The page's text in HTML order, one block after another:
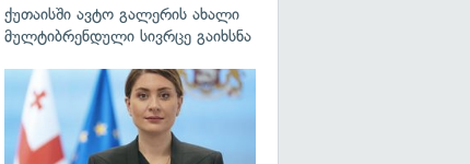
გადახედვა
ქუთაისში ავტო გალერის ახალი
მულტიბრენდული სივრცე გაიხსნა